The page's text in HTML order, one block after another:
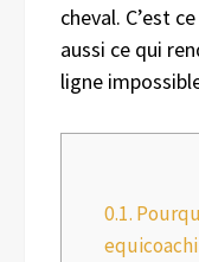
cheval. C’est
aussi ce qui
ligne
0.1.